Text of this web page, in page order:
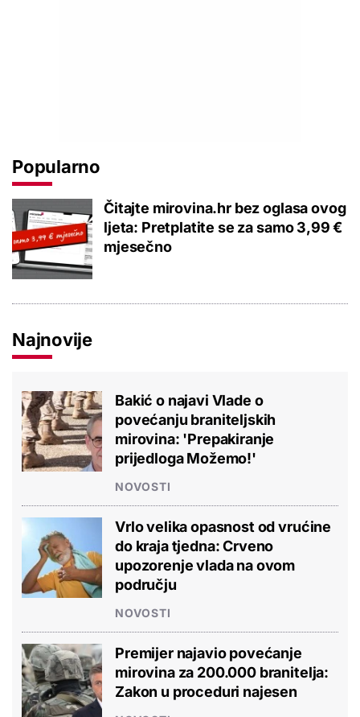
Popularno
Čitajte mirovina.hr bez oglasa ovog
ljeta: Pretplatite se za samo 3,99 €
mjesečno
Najnovije
Bakić o najavi Vlade o
povećanju braniteljskih
mirovina: 'Prepakiranje
prijedloga Možemo!'
NOVOSTI
Vrlo velika opasnost od vrućine
do kraja tjedna: Crveno
upozorenje vlada na ovom
području
NOVOSTI
Premijer najavio povećanje
mirovina za 200.000 branitelja:
Zakon u proceduri najesen